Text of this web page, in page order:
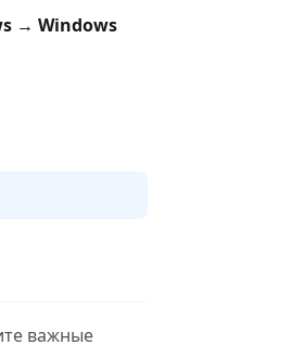
→ Windows
важные